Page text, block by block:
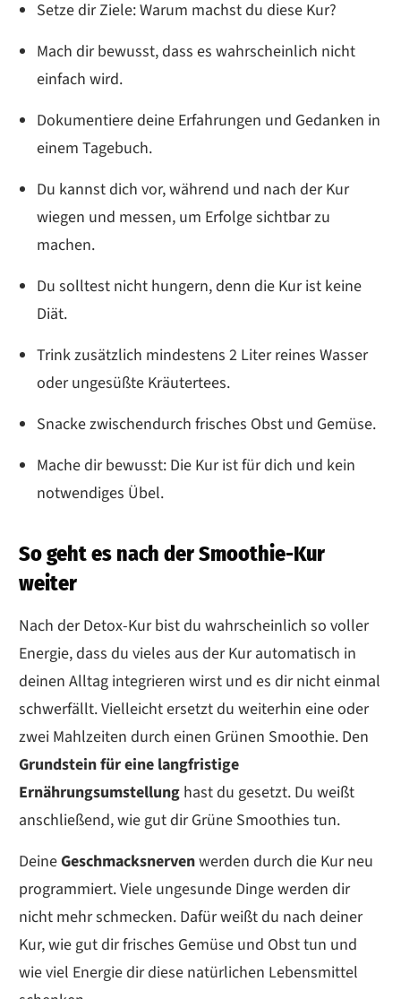
Setze dir Ziele: Warum machst du diese Kur?
Mach dir bewusst, dass es wahrscheinlich nicht
einfach wird.
Dokumentiere deine Erfahrungen und Gedanken in
einem Tagebuch.
Du kannst dich vor, während und nach der Kur
wiegen und messen, um Erfolge sichtbar zu
machen.
Du solltest nicht hungern, denn die Kur ist keine
Diät.
Trink zusätzlich mindestens 2 Liter reines Wasser
oder ungesüßte Kräutertees.
Snacke zwischendurch frisches Obst und Gemüse.
Mache dir bewusst: Die Kur ist für dich und kein
notwendiges Übel.
So geht es nach der Smoothie-Kur
weiter
Nach der Detox-Kur bist du wahrscheinlich so voller
Energie, dass du vieles aus der Kur automatisch in
deinen Alltag integrieren wirst und es dir nicht einmal
schwerfällt. Vielleicht ersetzt du weiterhin eine oder
zwei Mahlzeiten durch einen Grünen Smoothie. Den
Grundstein für eine langfristige
Ernährungsumstellung hast du gesetzt. Du weißt
anschließend, wie gut dir Grüne Smoothies tun.
DeineGeschmacksnervenwerden durch die Kur neu
programmiert. Viele ungesunde Dinge werden dir
nicht mehr schmecken. Dafür weißt du nach deiner
Kur, wie gut dir frisches Gemüse und Obst tun und
wie viel Energie dir diese natürlichen Lebensmittel